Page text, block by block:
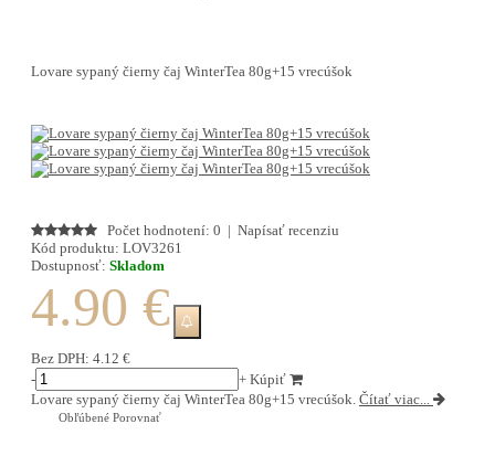
Lovare sypaný čierny čaj WinterTea 80g+15 vrecúšok
Počet hodnotení: 0 | Napísať recenziu
Kód produktu: LOV3261
Dostupnosť: Skladom
4.90 €
Bez DPH: 4.12 €
-
+ Kúpiť
Lovare sypaný čierny čaj WinterTea 80g+15 vrecúšok. Čítať viac...
Obľúbené Porovnať